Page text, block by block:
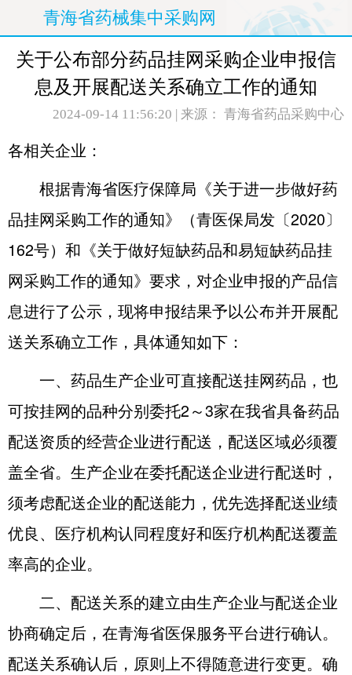
青海省药械集中采购网
关于公布部分药品挂网采购企业申报信
息及开展配送关系确立工作的通知
2024-09-14 11:56:20 | 来源： 青海省药品采购中心
各相关企业：
根据青海省医疗保障局《关于进一步做好药
品挂网采购工作的通知》（青医保局发〔2020〕
162号）和《关于做好短缺药品和易短缺药品挂
网采购工作的通知》要求，对企业申报的产品信
息进行了公示，现将申报结果予以公布并开展配
送关系确立工作，具体通知如下：
一、药品生产企业可直接配送挂网药品，也
可按挂网的品种分别委托2～3家在我省具备药品
配送资质的经营企业进行配送，配送区域必须覆
盖全省。生产企业在委托配送企业进行配送时，
须考虑配送企业的配送能力，优先选择配送业绩
优良、医疗机构认同程度好和医疗机构配送覆盖
率高的企业。
二、配送关系的建立由生产企业与配送企业
协商确定后，在青海省医保服务平台进行确认。
配送关系确认后，原则上不得随意进行变更。确